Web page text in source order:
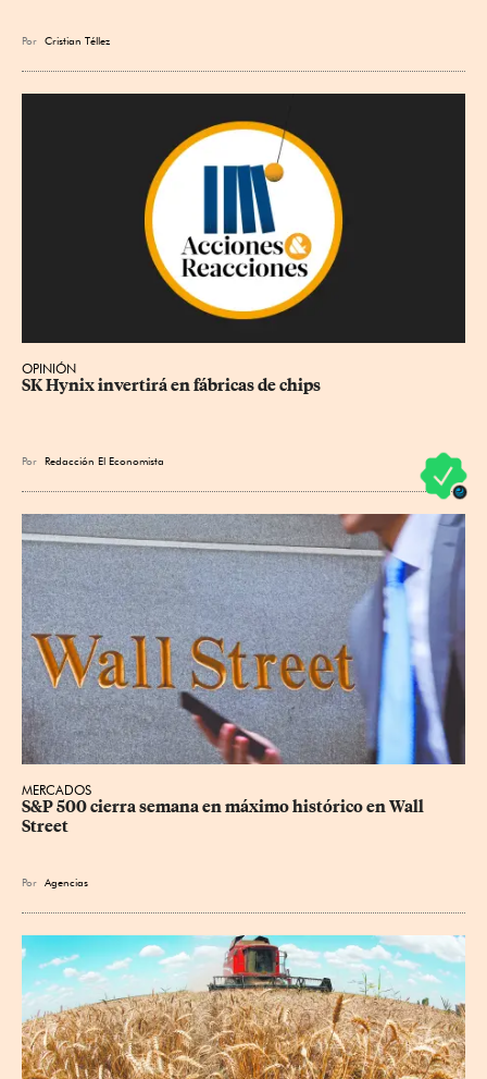
Por Cristian Téllez
OPINIÓN
SK Hynix invertirá en fábricas de chips
Por Redacción El Economista
MERCADOS
S&P 500 cierra semana en máximo histórico en Wall
Street
Por Agencias